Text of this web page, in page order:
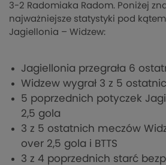
3-2 Radomiaka Radom. Poniżej
najważniejsze statystyki pod
Jagiellonia – Widzew:
Jagiellonia przegrała 6
Widzew wygrał 3 z 5
5 poprzednich potyczek
2,5 gola
3 z 5 ostatnich meczów
over 2,5 gola i BTTS
3 z 4 poprzednich starć